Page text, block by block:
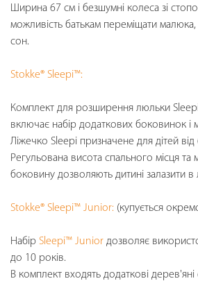
Ширина 67 см і безшумні колеса зі
можливість батькам переміщати
сон.
Stokke® Sleepi™:
Комплект для розширення люльки
включає набір додаткових боковинок і
Ліжечко Sleepi призначене для дітей від
Регульована висота спального місця та
боковину дозволяють дитині залазити в
Stokke® Sleepi™ Junior: (купується
Набір Sleepi™ Junior дозволяє
до 10 років.
В комплект входять додаткові